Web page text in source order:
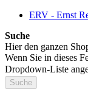
ERV - Ernst
Suche
Hier den ganzen
Wenn Sie in dieses
Dropdown-Liste
Suche